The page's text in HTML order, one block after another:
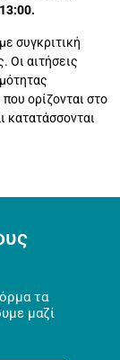
συγκριτική
Οι αιτήσεις
ορίζονται στο
κατατάσσονται
τα
μαζί